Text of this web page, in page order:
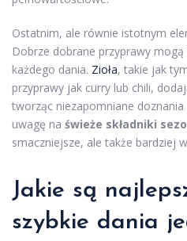
Ostatnim, ale równie istotnym
Dobrze dobrane przyprawy
każdego dania. Zioła, takie jak
przyprawy jak curry lub chili,
tworząc niezapomniane
uwagę na świeże składniki
smaczniejsze, ale także bardziej
Jakie są
szybkie dania